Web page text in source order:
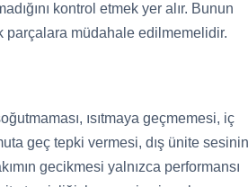
kontrol etmek yer alır. Bunun
parçalara müdahale edilmemelidir.
ısıtmaya geçmemesi, iç
geç tepki vermesi, dış ünite sesinin
gecikmesi yalnızca performansı